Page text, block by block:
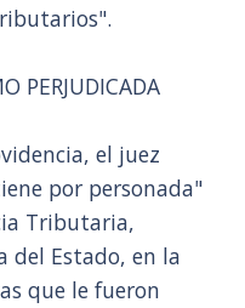
PERJUDICADA
el juez
por personada"
Tributaria,
del Estado, en la
que le fueron